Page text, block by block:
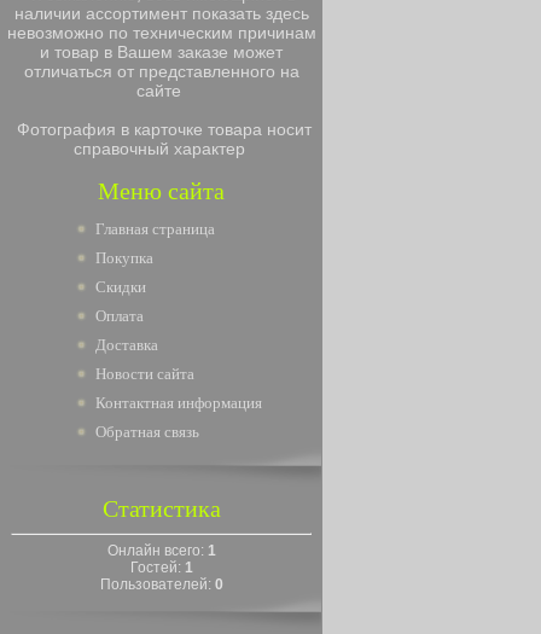
наличии ассортимент показать здесь
невозможно по техническим причинам
и товар в Вашем заказе может
отличаться от представленного на
сайте
Фотография в карточке товара носит
справочный характер
Меню сайта
Главная страница
Покупка
Скидки
Оплата
Доставка
Новости сайта
Контактная информация
Обратная связь
Статистика
Онлайн всего: 1
Гостей: 1
Пользователей: 0